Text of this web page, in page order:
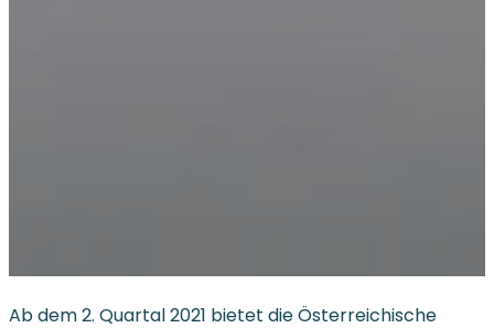
Ab dem 2. Quartal 2021 bietet die Österreichische